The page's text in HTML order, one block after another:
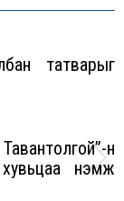
татварыг
н
хувьцаа нэмж